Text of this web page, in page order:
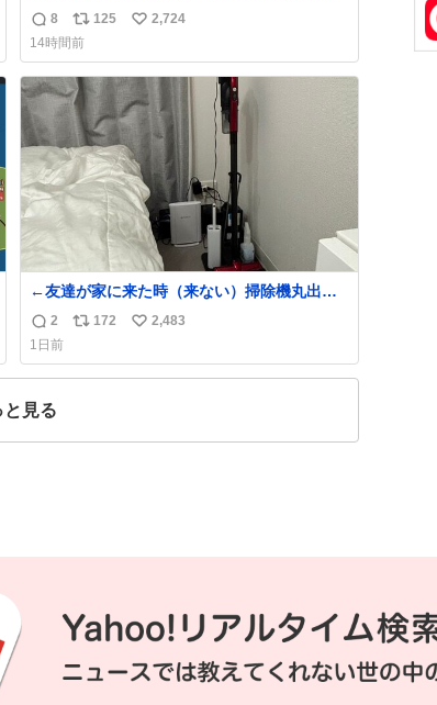
僕が諦めた瞬間に一族が潰える」「死ぬとき1
人とか嫌」だから結婚願望は"ある"って答え
たものの、結局「（結婚は）向いてねぇのか
もしれない」で締める北山くん、きっといろ
いろ考えて言葉を選んで、まるく収めてくれ
たんだなと思った
返
信
数
8
リ
ポ
ス
ト
数
125
い
ね
数
2,724
14時間前
←友達が家に来た時（来ない）掃除機丸出し
返
信
数
2
リ
ス
172
い
ね
2,483
1日前
と見る